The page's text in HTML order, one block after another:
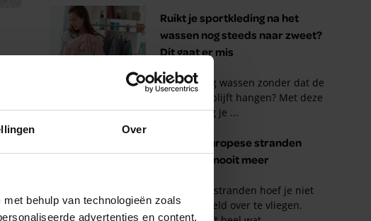
Over
behulp van technologieën zoals
advertenties en content,